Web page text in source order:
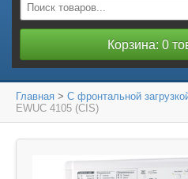
Корзина: 0
Главная > С фронтальной
EWUC 4105 (CIS)